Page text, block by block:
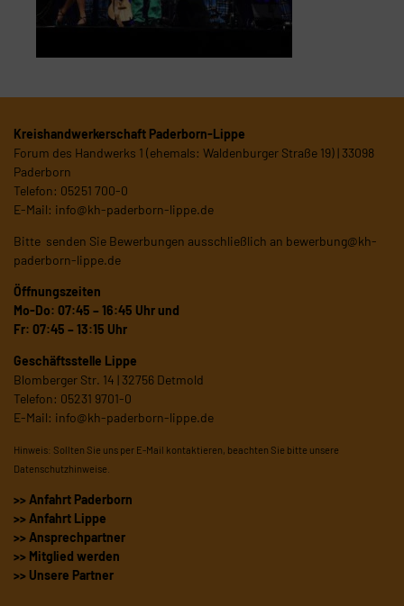
Kreishandwerkerschaft Paderborn-Lippe
Forum des Handwerks 1 (ehemals: Waldenburger Straße 19) | 33098
Paderborn
Telefon: 05251 700-0
E-Mail: info@kh-paderborn-lippe.de
Bitte senden Sie Bewerbungen ausschließlich an bewerbung@kh-
paderborn-lippe.de
Öffnungszeiten
Mo-Do: 07:45 – 16:45 Uhr und
Fr: 07:45 – 13:15 Uhr
Geschäftsstelle Lippe
Blomberger Str. 14 | 32756 Detmold
Telefon: 05231 9701-0
E-Mail: info@kh-paderborn-lippe.de
Hinweis: Sollten Sie uns per E-Mail kontaktieren, beachten Sie bitte unsere
Datenschutzhinweise
>> Anfahrt Paderborn
>> Anfahrt Lippe
>> Ansprechpartner
>> Mitglied werden
>> Unsere Partner